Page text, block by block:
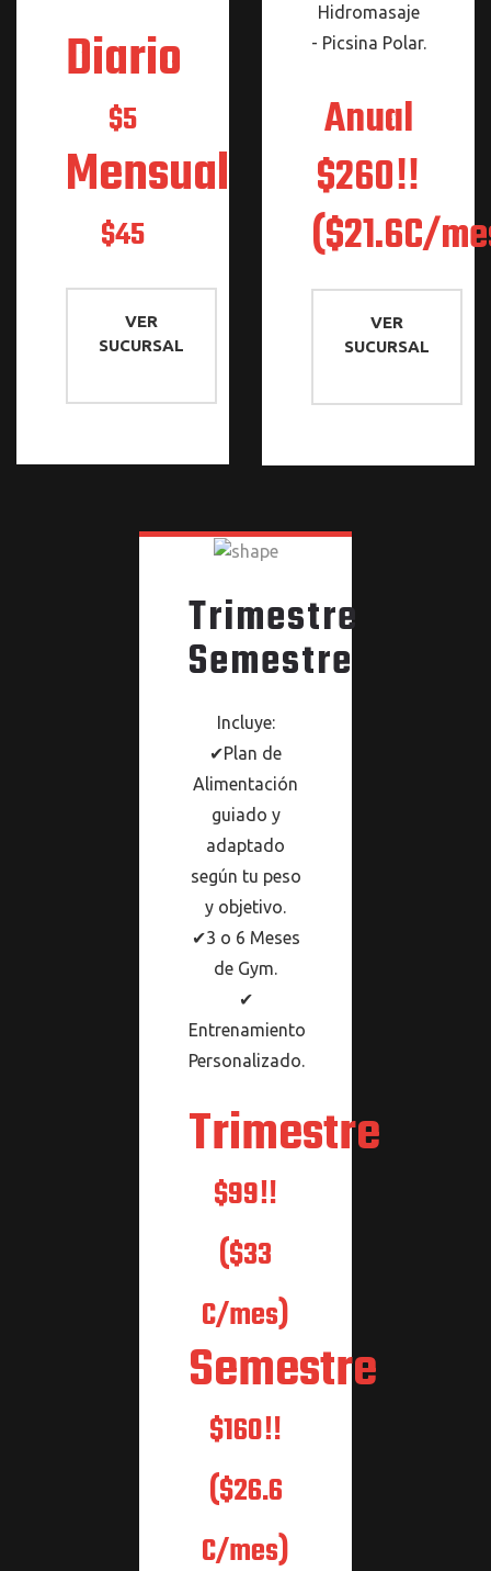
Diario
$5
Mensual
$45
VER
SUCURSAL
Hidromasaje
- Picsina Polar.
Anual
$260‼
($21.6C/
VER
SUCURSAL
Trimestre
Semestre
Incluye:
✔Plan de
Alimentación
guiado y
adaptado
según tu peso
y objetivo.
✔3 o 6 Meses
de Gym.
✔
Entrenamiento
Personalizado.
Trimestre
$99‼
($33
C/mes)
Semestre
$160‼
($26.6
C/mes)